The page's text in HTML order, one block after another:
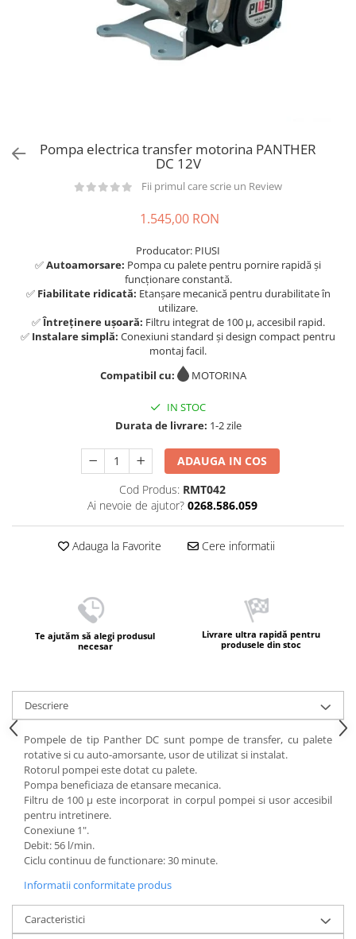
Rezervoare stationare supraterane
Pompa electrica transfer motorina PANTHER
DC 12V
Fii primul care scrie un Review
1.545,00 RON
Producator: PIUSI
✅Autoamorsare: Pompa cu palete pentru pornire rapidă și
funcționare constantă.
✅ Fiabilitate ridicată: Etanșare mecanică pentru durabilitate în
utilizare.
✅Întreținere ușoară: Filtru integrat de 100 μ, accesibil rapid.
✅ Instalare simplă: Conexiuni standard și design compact pentru
montaj facil.
Compatibil cu:
MOTORINA
IN STOC
Durata de livrare: 1-2 zile
ADAUGA IN COS
Cod Produs: RMT042
Ai nevoie de ajutor? 0268.586.059
Adauga la Favorite Cere informatii
Te ajutăm să alegi produsul
necesar
Livrare ultra rapidă pentru
produsele din stoc
Descriere
Pompele de tip Panther DC sunt pompe de transfer, cu palete
rotative si cu auto-amorsante, usor de utilizat si instalat.
Rotorul pompei este dotat cu palete.
Pompa beneficiaza de etansare mecanica.
Filtru de 100 μ este incorporat in corpul pompei si usor accesibil
pentru intretinere.
Conexiune 1".
Debit: 56 l/min.
Ciclu continuu de functionare: 30 minute.
Informatii conformitate produs
Caracteristici